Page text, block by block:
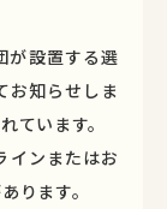
が設置する選
お知らせしま
ています。
インまたはお
ります。